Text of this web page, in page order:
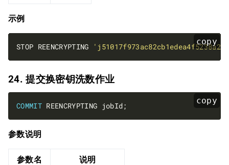
示例
copy
STOP REENCRYPTING
24. 提交换密钥洗数作业
copy
COMMIT
参数说明
参数名 说明